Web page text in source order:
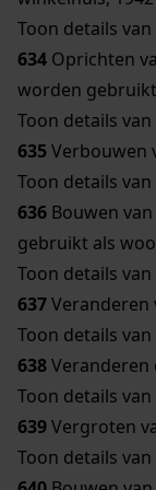
Toon details
634 Oprichten
worden
Toon details
635Verbouwen
Toon details
636 Bouwen
gebruikt als
Toon details
637Veranderen
Toon details
638Veranderen
Toon details
639Vergroten
Toon details